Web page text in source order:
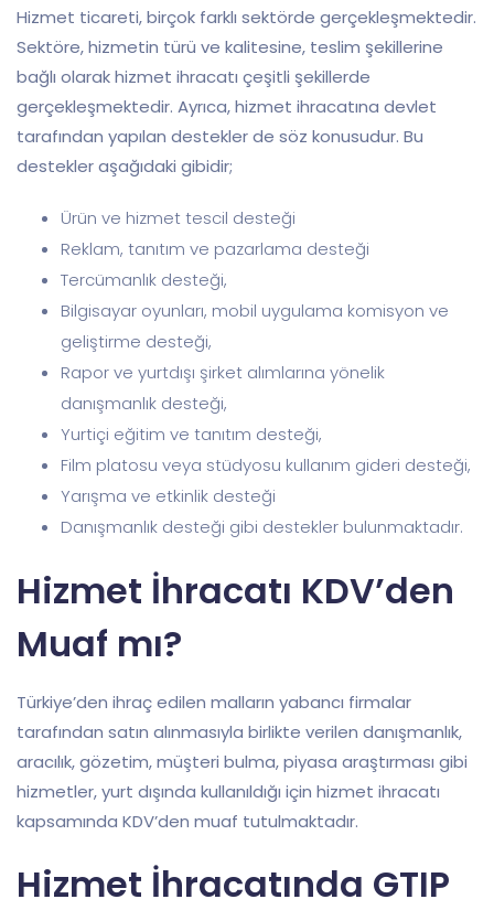
Hizmet ticareti, birçok farklı sektörde gerçekleşmektedir.
Sektöre, hizmetin türü ve kalitesine, teslim şekillerine
bağlı olarak hizmet ihracatı çeşitli şekillerde
gerçekleşmektedir. Ayrıca, hizmet ihracatına devlet
tarafından yapılan destekler de söz konusudur. Bu
destekler aşağıdaki gibidir;
Ürün ve hizmet tescil desteği
Reklam, tanıtım ve pazarlama desteği
Tercümanlık desteği,
Bilgisayar oyunları, mobil uygulama komisyon ve
geliştirme desteği,
Rapor ve yurtdışı şirket alımlarına yönelik
danışmanlık desteği,
Yurtiçi eğitim ve tanıtım desteği,
Film platosu veya stüdyosu kullanım gideri desteği,
Yarışma ve etkinlik desteği
Danışmanlık desteği gibi destekler bulunmaktadır.
Hizmet İhracatı KDV’den
Muaf mı?
Türkiye’den ihraç edilen malların yabancı firmalar
tarafından satın alınmasıyla birlikte verilen danışmanlık,
aracılık, gözetim, müşteri bulma, piyasa araştırması gibi
hizmetler, yurt dışında kullanıldığı için hizmet ihracatı
kapsamında KDV’den muaf tutulmaktadır.
Hizmet İhracatında GTIP